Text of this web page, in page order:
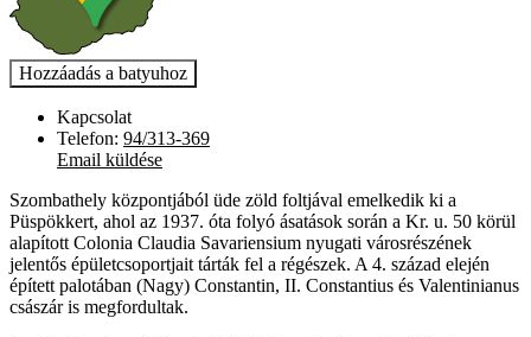
Kapcsolat
Telefon: 94/313-369
Email küldése
Szombathely központjából üde zöld foltjával emelkedik ki a
Püspökkert, ahol az 1937. óta folyó ásatások során a Kr. u. 50 körül
alapított Colonia Claudia Savariensium nyugati városrészének
jelentős épületcsoportjait tárták fel a régészek. A 4. század elején
épített palotában (Nagy) Constantin, II. Constantius és Valentinianus
császár is megfordultak.